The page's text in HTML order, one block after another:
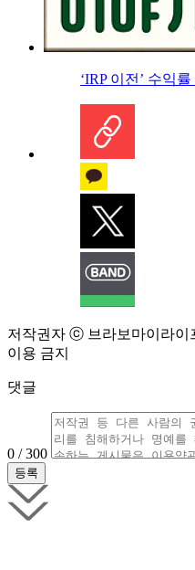
‘IRP 이전’ 수익
저작권자 ⓒ 브라보마이라이
이용 금지
댓글
0 / 300